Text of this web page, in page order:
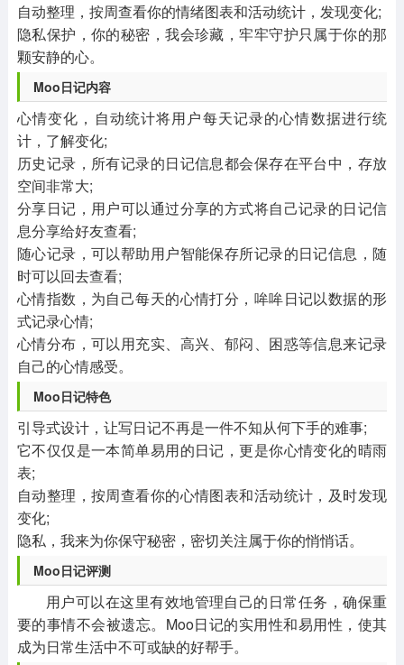
自动整理，按周查看你的情绪图表和活动统计，发现变化;
隐私保护，你的秘密，我会珍藏，牢牢守护只属于你的那
颗安静的心。
Moo日记内容
心情变化，自动统计将用户每天记录的心情数据进行统
计，了解变化;
历史记录，所有记录的日记信息都会保存在平台中，存放
空间非常大;
分享日记，用户可以通过分享的方式将自己记录的日记信
息分享给好友查看;
随心记录，可以帮助用户智能保存所记录的日记信息，随
时可以回去查看;
心情指数，为自己每天的心情打分，哞哞日记以数据的形
式记录心情;
心情分布，可以用充实、高兴、郁闷、困惑等信息来记录
自己的心情感受。
Moo日记特色
引导式设计，让写日记不再是一件不知从何下手的难事;
它不仅仅是一本简单易用的日记，更是你心情变化的晴雨
表;
自动整理，按周查看你的心情图表和活动统计，及时发现
变化;
隐私，我来为你保守秘密，密切关注属于你的悄悄话。
Moo日记评测
用户可以在这里有效地管理自己的日常任务，确保重
要的事情不会被遗忘。Moo日记的实用性和易用性，使其
成为日常生活中不可或缺的好帮手。